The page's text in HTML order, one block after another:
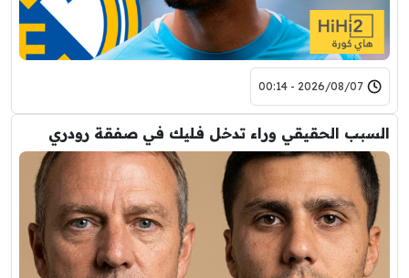
2026/08/07 - 00:14
السبب الحقيقي وراء تدخل فليك في صفقة رودري